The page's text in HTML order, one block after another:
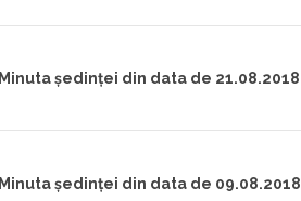
Minuta ședinței din data de 21.08.2018
Minuta ședinței din data de 09.08.2018